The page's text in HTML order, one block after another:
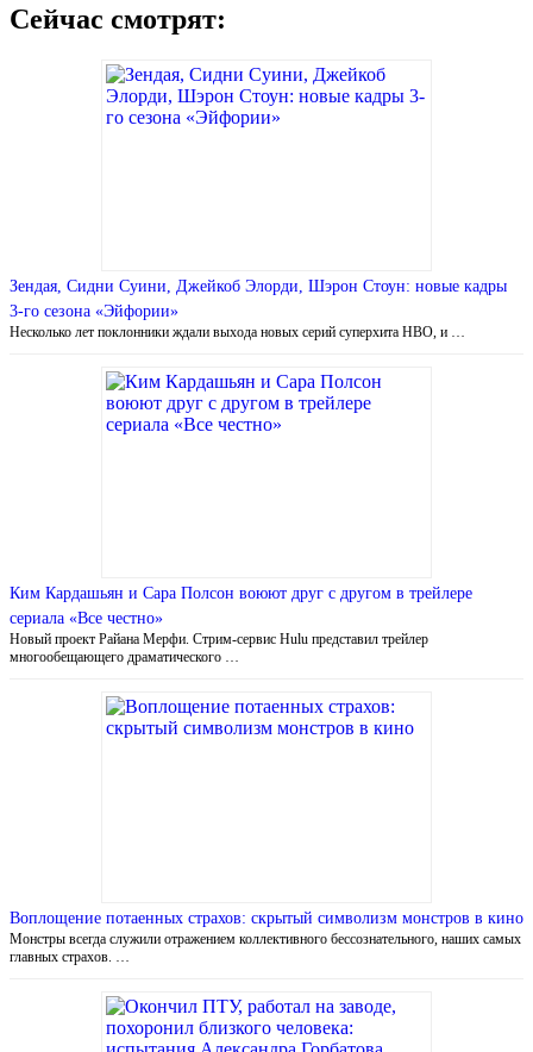
Сейчас смотрят:
Зендая, Сидни Суини, Джейкоб Элорди, Шэрон Стоун: новые кадры
3-го сезона «Эйфории»
Несколько лет поклонники ждали выхода новых серий суперхита HBO, и …
Ким Кардашьян и Сара Полсон воюют друг с другом в трейлере
сериала «Все честно»
Новый проект Райана Мерфи. Стрим-сервис Hulu представил трейлер
многообещающего драматического …
Воплощение потаенных страхов: скрытый символизм монстров в кино
Монстры всегда служили отражением коллективного бессознательного, наших самых
главных страхов. …